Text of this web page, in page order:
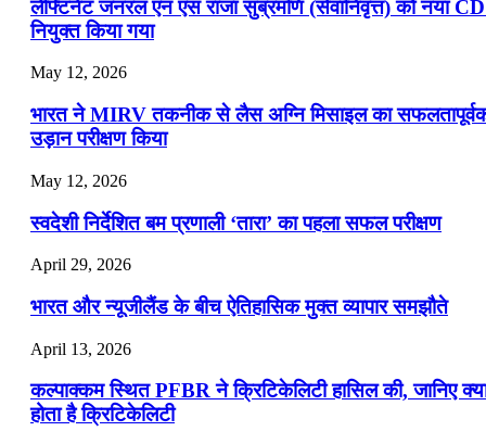
लेफ्टिनेंट जनरल एन एस राजा सुब्रमणि (सेवानिवृत्त) को नया
नियुक्त किया गया
May 12, 2026
भारत ने MIRV तकनीक से लैस अग्नि मिसाइल का
उड़ान परीक्षण किया
May 12, 2026
स्वदेशी निर्देशित बम प्रणाली ‘तारा’ का पहला सफल परीक्षण
April 29, 2026
भारत और न्यूजीलैंड के बीच ऐतिहासिक मुक्त व्यापार समझौते
April 13, 2026
कल्पाक्कम स्थित PFBR ने क्रिटिकेलिटी हासिल की, जानिए
होता है क्रिटिकेलिटी